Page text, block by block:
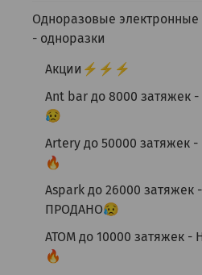
Одноразовые электронные
- одноразки
Акции⚡⚡⚡
Ant bar до 8000 затяжек
😥
Artery до 50000 затяжек
🔥
Aspark до 26000 затяжек -
ПРОДАНО😥
ATOM до 10000 затяжек
🔥